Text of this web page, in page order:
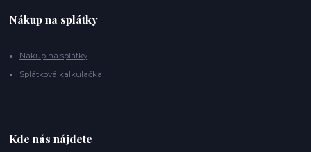
Nákup na splátky
Nákup na splátky
Splátková kalkulačka
Kde nás nájdete